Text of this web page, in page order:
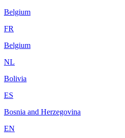
Belgium
FR
Belgium
NL
Bolivia
ES
Bosnia and Herzegovina
EN